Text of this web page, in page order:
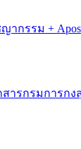
ากรรม +
สารกรมการก